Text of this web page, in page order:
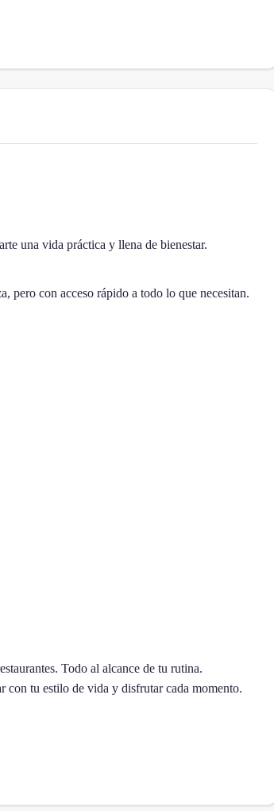
una vida práctica y llena de bienestar.
pero con acceso rápido a todo lo que necesitan.
Todo al alcance de tu rutina.
con tu estilo de vida y disfrutar cada momento.